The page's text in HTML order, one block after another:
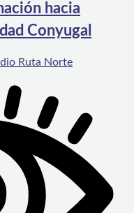
hacia
Conyugal
Ruta Norte